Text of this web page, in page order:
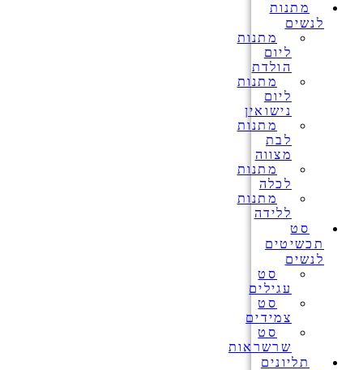
מתנות
לנשים
מתנות
ליום
הולדת
מתנות
ליום
נישואין
מתנות
לבת
מצווה
מתנות
לכלה
מתנות
ללידה
סט
תכשיטים
לנשים
סט
עגילים
סט
צמידים
סט
שרשראות
תליונים